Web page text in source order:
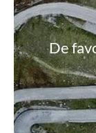
De